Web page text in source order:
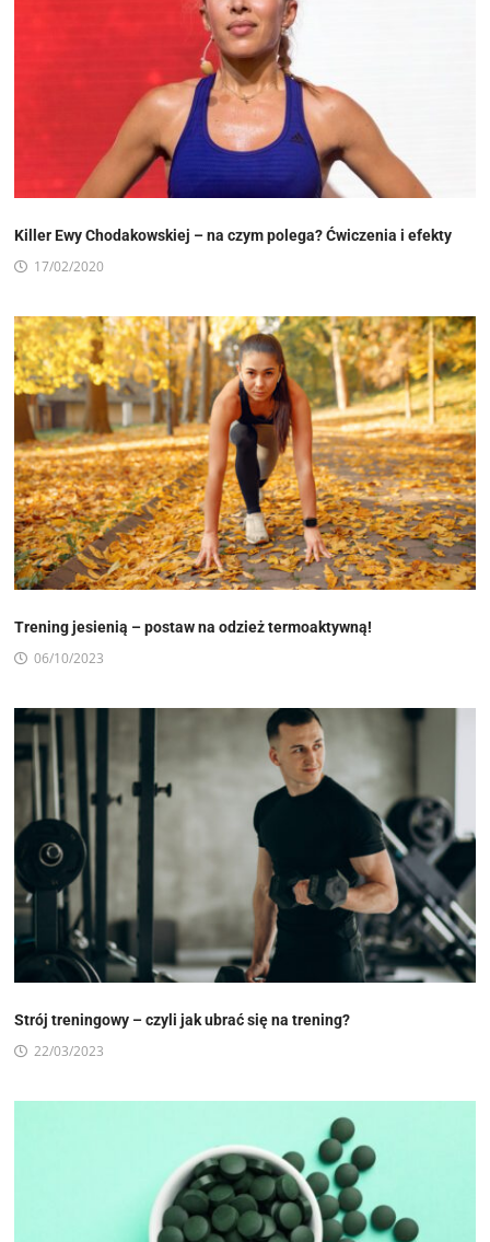
Killer Ewy Chodakowskiej – na czym polega? Ćwiczenia i efekty
17/02/2020
Trening jesienią – postaw na odzież termoaktywną!
06/10/2023
Strój treningowy – czyli jak ubrać się na trening?
22/03/2023